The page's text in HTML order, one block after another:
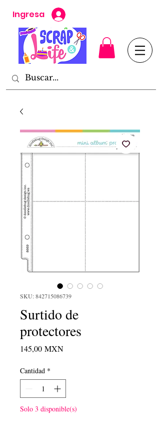
Ingresa
SKU: 842715086739
Surtido de
protectores
145,00 MXNPrecio
Cantidad *
Solo 3 disponible(s)